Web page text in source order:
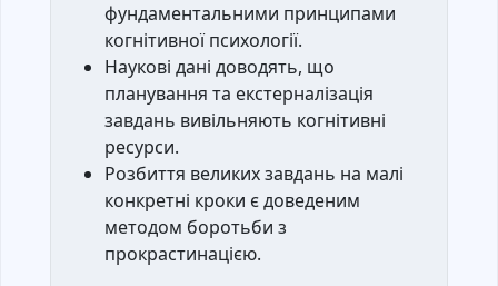
фундаментальними принципами
когнітивної психології.
Наукові дані доводять, що
планування та екстерналізація
завдань вивільняють когнітивні
ресурси.
Розбиття великих завдань на малі
конкретні кроки є доведеним
методом боротьби з
прокрастинацією.